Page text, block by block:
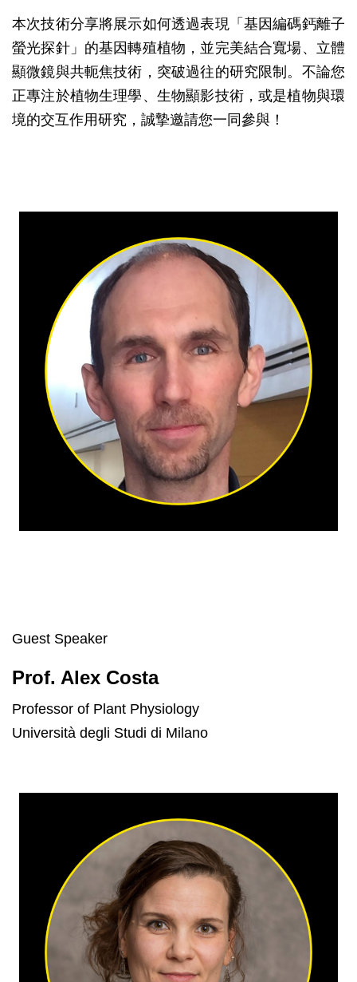
本次技術分享將展示如何透過表現「基因編碼鈣離子
螢光探針」的基因轉殖植物，並完美結合寬場、立體
顯微鏡與共軛焦技術，突破過往的研究限制。不論您
正專注於植物生理學、生物顯影技術，或是植物與環
境的交互作用研究，誠摯邀請您一同參與！
Guest Speaker
Prof. Alex Costa
Professor of Plant Physiology
Università degli Studi di Milano